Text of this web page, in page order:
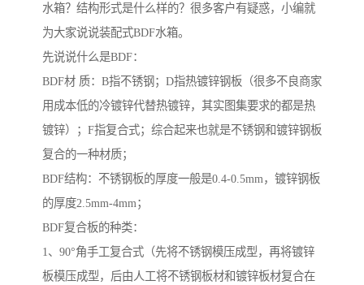
水箱？结构形式是什么样的？很多客户有疑惑，小编就
为大家说说装配式BDF水箱。
先说说什么是BDF：
BDF材 质：B指不锈钢；D指热镀锌钢板（很多不良商家
用成本低的冷镀锌代替热镀锌，其实图集要求的都是热
镀锌）；F指复合式；综合起来也就是不锈钢和镀锌钢板
复合的一种材质；
BDF结构：不锈钢板的厚度一般是0.4-0.5mm，镀锌钢板
的厚度2.5mm-4mm；
BDF复合板的种类：
1、90°角手工复合式（先将不锈钢模压成型，再将镀锌
板模压成型，后由人工将不锈钢板材和镀锌板材复合在